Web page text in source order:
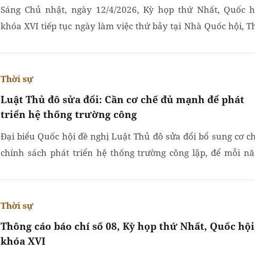
Sáng Chủ nhật, ngày 12/4/2026, Kỳ họp thứ Nhất, Quốc
khóa XVI tiếp tục ngày làm việc thứ bảy tại Nhà Quốc hội,
Luật Thủ đô sửa đổi: Cần cơ chế đủ mạnh để phát
triển hệ thống trường công
Thời sự
Đại biểu Quốc hội đề nghị Luật Thủ đô sửa đổi bổ sung cơ
chính sách phát triển hệ thống trường công lập, để mỗi
Thông cáo báo chí số 08, Kỳ họp thứ Nhất, Quốc hội
khóa XVI
Thời sự